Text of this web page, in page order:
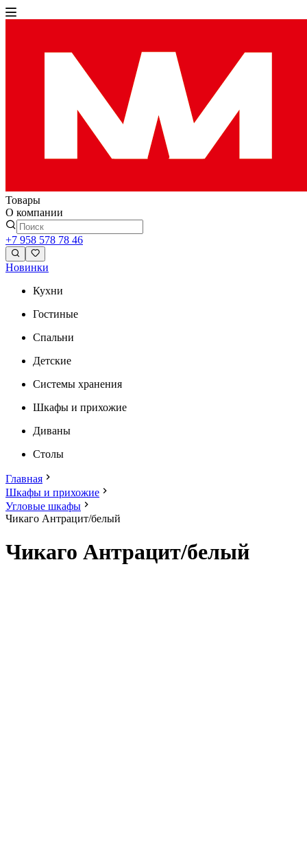
Товары
О компании
+7 958 578 78 46
Новинки
Кухни
Гостиные
Спальни
Детские
Системы хранения
Шкафы и прихожие
Диваны
Столы
Главная
Шкафы и прихожие
Угловые шкафы
Чикаго Антрацит/белый
Чикаго Антрацит/белый